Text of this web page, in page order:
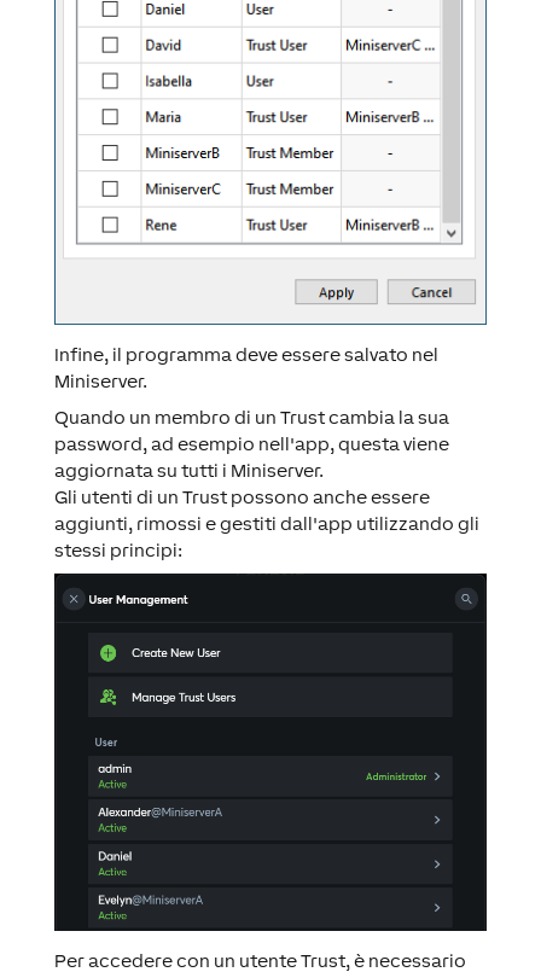
Infine, il programma deve essere salvato nel
Miniserver.
Quando un membro di un Trust cambia la sua
password, ad esempio nell'app, questa viene
aggiornata su tutti i Miniserver.
Gli utenti di un Trust possono anche essere
aggiunti, rimossi e gestiti dall'app utilizzando gli
stessi principi:
Per accedere con un utente Trust, è necessario